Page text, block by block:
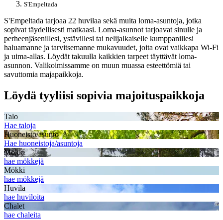
S'Empeltada
S'Empeltada tarjoaa 22 huvilaa sekä muita loma-asuntoja, jotka
sopivat täydellisesti matkaasi. Loma-asunnot tarjoavat sinulle ja
perheenjäsenillesi, ystävillesi tai nelijalkaiselle kumppanillesi
haluamanne ja tarvitsemanne mukavuudet, joita ovat vaikkapa Wi-Fi
ja uima-allas. Löydät takuulla kaikkien tarpeet täyttävät loma-
asunnon. Valikoimissamme on muun muassa esteettömiä tai
savuttomia majapaikkoja.
Löydä tyyliisi sopivia majoituspaikkoja
Talo
Hae taloja
Huoneisto/asunto
Hae huoneistoja/asuntoja
Mökki
hae mökkejä
Mökki
hae mökkejä
Huvila
hae huviloita
Chalet
hae chaleita